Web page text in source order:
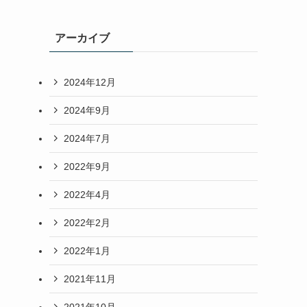
アーカイブ
2024年12月
2024年9月
2024年7月
2022年9月
2022年4月
2022年2月
2022年1月
2021年11月